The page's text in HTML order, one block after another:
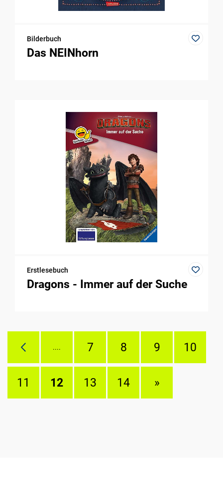
Bilderbuch
Das NEINhorn
Erstlesebuch
Dragons - Immer auf der Suche
.... 7 8 9 10
11 12 13 14 »